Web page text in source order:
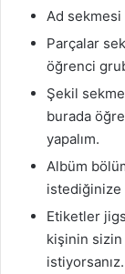
Ad sekmesi
Parçalar
öğrenci
Şekil
burada
yapalım.
Albüm
Etiketler
kişinin sizin